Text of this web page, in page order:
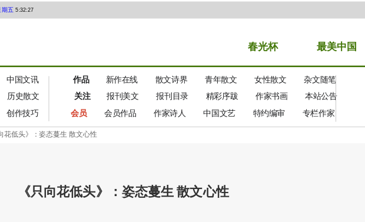
春光杯 最美中国
中国文讯 作品 新作在线 散文诗界 青年散文 女性散文 杂文随笔
历史散文 关注 报刊美文 报刊目录 精彩序跋 作家书画 本站公告
创作技巧 会员 会员作品 作家诗人 中国文艺 特约编审 专栏作家
期五 5:32:28
花低头》：姿态蔓生 散文心性
《只向花低头》：姿态蔓生 散文心性